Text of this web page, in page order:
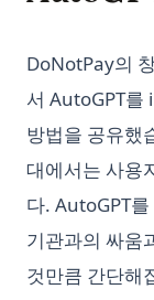
DoNotPay의
서 AutoGPT를
방법을 공유했
대에서는 사용
다. AutoGPT
기관과의 싸움
것만큼 간단해